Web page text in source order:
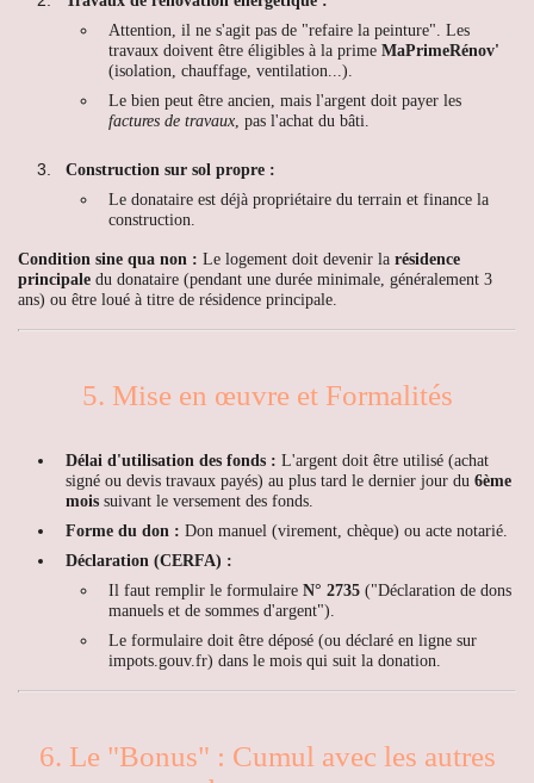
Attention, il ne s'agit pas de "refaire la peinture". Les
travaux doivent être éligibles à la prime MaPrimeRénov'
(isolation, chauffage, ventilation...).
Le bien peut être ancien, mais l'argent doit payer les
factures de travaux, pas l'achat du bâti.
Construction sur sol propre :
Le donataire est déjà propriétaire du terrain et finance la
construction.
Condition sine qua non : Le logement doit devenir la résidence
principale du donataire (pendant une durée minimale, généralement 3
ans) ou être loué à titre de résidence principale.
5. Mise en œuvre et Formalités
Délai d'utilisation des fonds : L'argent doit être utilisé (achat
signé ou devis travaux payés) au plus tard le dernier jour du 6ème
mois suivant le versement des fonds.
Forme du don : Don manuel (virement, chèque) ou acte notarié.
Déclaration (CERFA) :
Il faut remplir le formulaire N° 2735 ("Déclaration de dons
manuels et de sommes d'argent").
Le formulaire doit être déposé (ou déclaré en ligne sur
impots.gouv.fr) dans le mois qui suit la donation.
6. Le "Bonus" : Cumul avec les autres